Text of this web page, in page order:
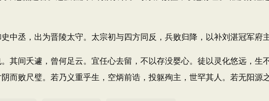
丞，出为晋陵太守。太宗初与四方同反，兵败归降，以补刘湛冠军府主
间夭遽，曾何足云。宜任心去留，不以存没婴心。徒以灵化悠远，生
而败尺璧。若乃义重乎生，空炳前诰，投躯殉主，世罕其人。若无阳源